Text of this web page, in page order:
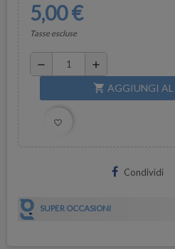
5,00 €
Tasse escluse
remove add
shopping_cart AGGIUNGI AL
favorite_border
Condividi
SUPER OCCASIONI